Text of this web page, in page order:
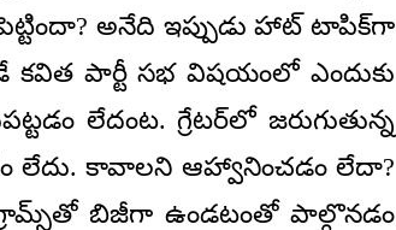
అనేది ఇప్పుడు హాట్ టాపిక్‌గా
కవిత పార్టీ సభ విషయంలో ఎందుకు
లేదంట. గ్రేటర్‌లో జరుగుతున్న
లేదు. కావాలని ఆహ్వానించడం లేదా?
బిజీగా ఉండటంతో పాల్గొనడం